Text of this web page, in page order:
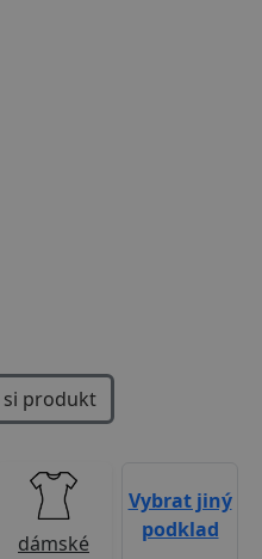
produkt
dámské
Vybrat jiný
podklad